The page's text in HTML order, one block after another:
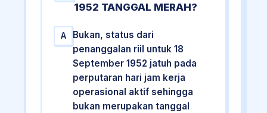
1952 TANGGAL MERAH?
A
Bukan, status dari
penanggalan riil untuk 18
September 1952 jatuh pada
perputaran hari jam kerja
operasional aktif sehingga
bukan merupakan tanggal